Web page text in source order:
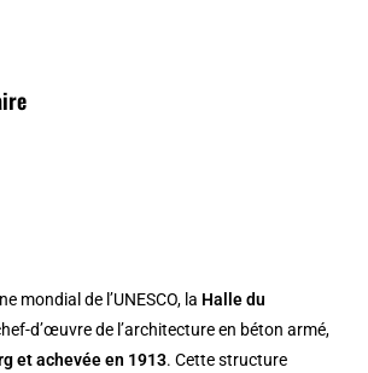
mondial de l’UNESCO, la Halle du
d’œuvre de l’architecture en béton armé,
et achevée en 1913. Cette structure